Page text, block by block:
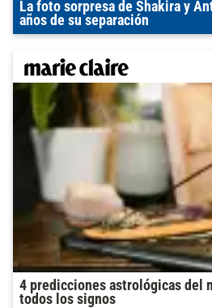
La foto sorpresa de Shakira y
años de su separación
4 predicciones astrológicas del
todos los signos